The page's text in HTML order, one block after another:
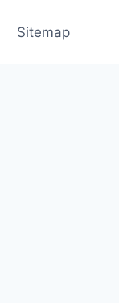
Sitemap